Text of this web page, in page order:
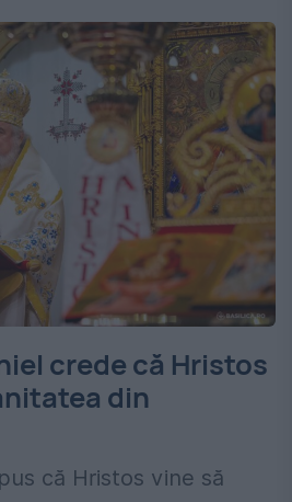
crede că Hristos
din
că Hristos vine să